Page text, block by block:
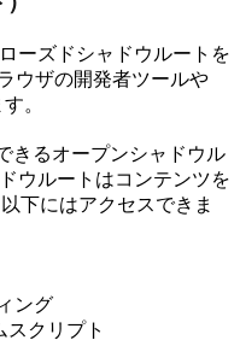
ーズドシャドウルートを
ウザの開発者ツールや
。
きるオープンシャドウル
ウルートはコンテンツを
下にはアクセスできま
ング
スクリプト